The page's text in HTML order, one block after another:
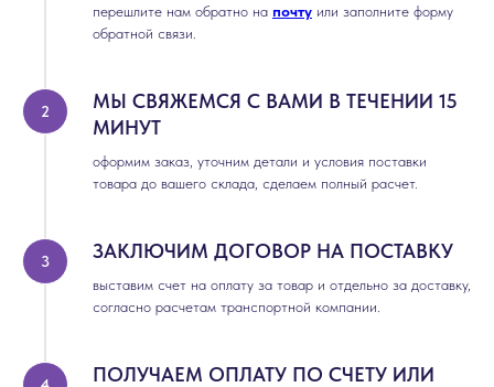
перешлите нам обратно на почту или заполните форму
обратной связи.
МЫ СВЯЖЕМСЯ С ВАМИ В ТЕЧЕНИИ 15
МИНУТ
оформим заказ, уточним детали и условия поставки
товара до вашего склада, сделаем полный расчет.
ЗАКЛЮЧИМ ДОГОВОР НА ПОСТАВКУ
выставим счет на оплату за товар и отдельно за доставку,
согласно расчетам транспортной компании.
ПОЛУЧАЕМ ОПЛАТУ ПО СЧЕТУ ИЛИ